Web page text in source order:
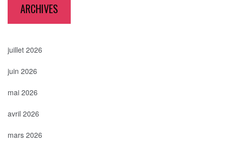
ARCHIVES
juillet 2026
juin 2026
mai 2026
avril 2026
mars 2026